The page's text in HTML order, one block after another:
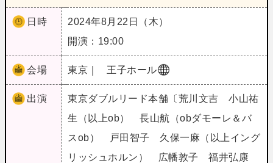
日時
2024年8月22日（木）
開演：19:00
会場 東京｜ 王子ホール
出演
東京ダブルリード本舗〔荒川文吉 小山祐
生（以上ob） 長山航（obダモーレ＆バ
スob） 戸田智子 久保一麻（以上イング
リッシュホルン） 広幡敦子 福井弘康